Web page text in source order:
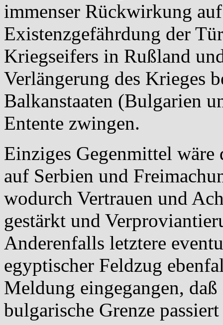
immenser Rückwirkung
Existenzgefährdung der
Kriegseifers in Rußland
Verlängerung des Krieges
Balkanstaaten (Bulgarien
Entente zwingen.
Einziges Gegenmittel
auf Serbien und
wodurch Vertrauen und
gestärkt und
Anderenfalls letztere
egyptischer Feldzug
Meldung eingegangen,
bulgarische Grenze